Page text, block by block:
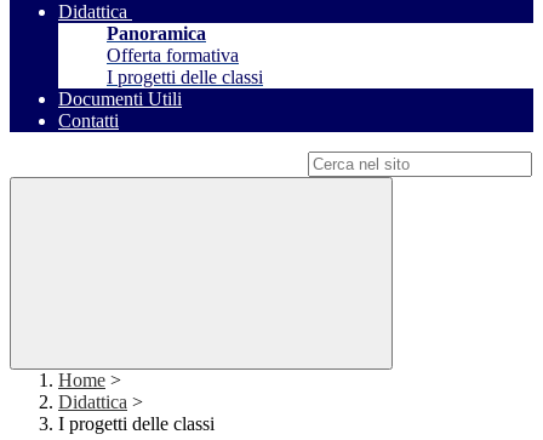
Didattica
Panoramica
Offerta formativa
I progetti delle classi
Documenti Utili
Contatti
Home >
Didattica >
I progetti delle classi